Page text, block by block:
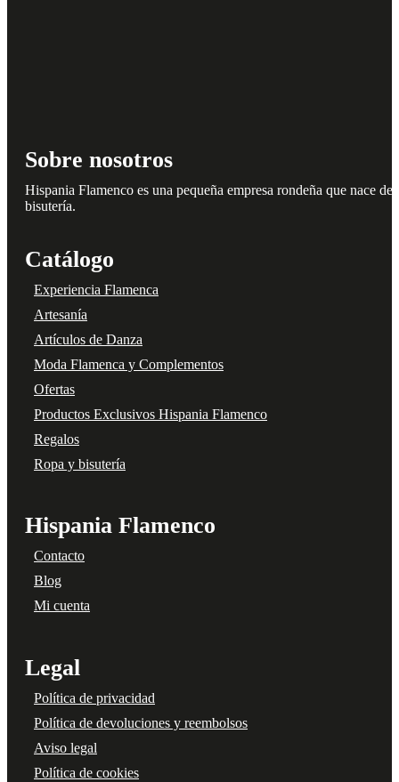
Sobre nosotros
Hispania Flamenco es una pequeña empresa rondeña que nace
bisutería.
Catálogo
Experiencia Flamenca
Artesanía
Artículos de Danza
Moda Flamenca y Complementos
Ofertas
Productos Exclusivos Hispania Flamenco
Regalos
Ropa y bisutería
Hispania Flamenco
Contacto
Blog
Mi cuenta
Legal
Política de privacidad
Política de devoluciones y reembolsos
Aviso legal
Política de cookies